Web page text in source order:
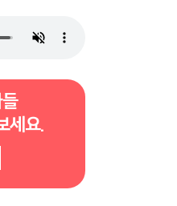
세요.